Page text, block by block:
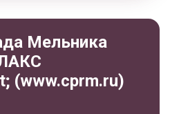
Мельника